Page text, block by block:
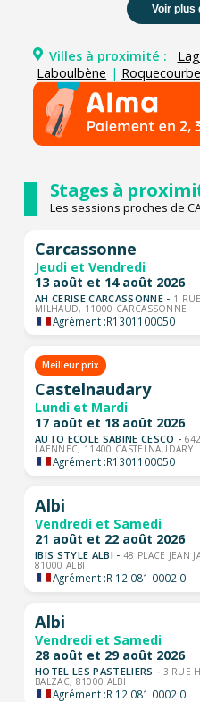
Voir plus
Villes à proximité :
Laboulbène | Roquecourbe
Stages à
Les sessions proches de
Carcassonne
Jeudi et Vendredi
13 août et 14 août 2026
AH CERISE CARCASSONNE - 1
MILHAUD, 11000 CARCASSONNE
Agrément :R1301100050
Meilleur prix
Castelnaudary
Lundi et Mardi
17 août et 18 août 2026
AUTO ECOLE SABINE CESCO -
LAENNEC, 11400 CASTELNAUDARY
Agrément :R1301100050
Albi
Vendredi et Samedi
21 août et 22 août 2026
IBIS STYLE ALBI - 48 PLACE JEAN
81000 ALBI
Agrément :R 12 081 0002 0
Albi
Vendredi et Samedi
28 août et 29 août 2026
HOTEL LES PASTELIERS - 3 RUE
BALZAC, 81000 ALBI
Agrément :R 12 081 0002 0